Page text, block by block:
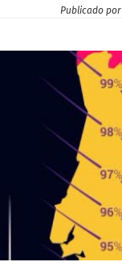
Publicado por